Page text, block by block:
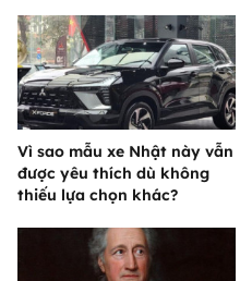
Vì sao mẫu xe Nhật này vẫn
được yêu thích dù không
thiếu lựa chọn khác?